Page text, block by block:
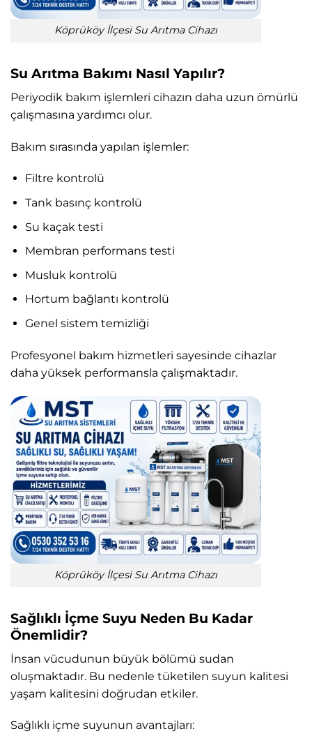
Köprüköy İlçesi Su Arıtma Cihazı
Su Arıtma Bakımı Nasıl Yapılır?
Periyodik bakım işlemleri cihazın daha uzun ömürlü
çalışmasına yardımcı olur.
Bakım sırasında yapılan işlemler:
Filtre kontrolü
Tank basınç kontrolü
Su kaçak testi
Membran performans testi
Musluk kontrolü
Hortum bağlantı kontrolü
Genel sistem temizliği
Profesyonel bakım hizmetleri sayesinde cihazlar
daha yüksek performansla çalışmaktadır.
Köprüköy İlçesi Su Arıtma Cihazı
Sağlıklı İçme Suyu Neden Bu Kadar
Önemlidir?
İnsan vücudunun büyük bölümü sudan
oluşmaktadır. Bu nedenle tüketilen suyun kalitesi
yaşam kalitesini doğrudan etkiler.
Sağlıklı içme suyunun avantajları: